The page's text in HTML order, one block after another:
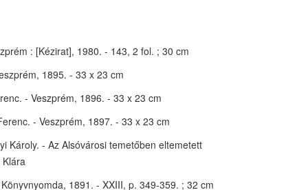
: [Kézirat], 1980. - 143, 2 fol. ; 30 cm
1895. - 33 x 23 cm
- Veszprém, 1896. - 33 x 23 cm
- Veszprém, 1897. - 33 x 23 cm
Károly. - Az Alsóvárosi temetőben eltemetett
1891. - XXIII, p. 349-359. ; 32 cm